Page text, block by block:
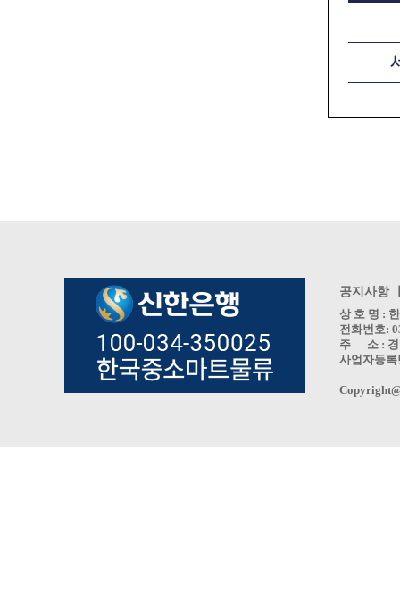
공지사항
상 호 명 :
전화번호:
주 소 : 경
사업자등록